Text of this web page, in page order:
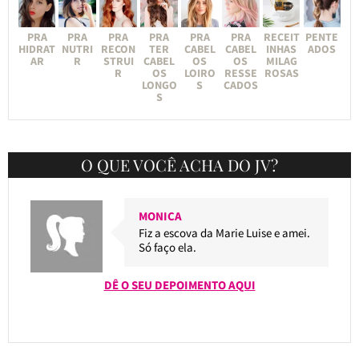
PRA
HIDRAT
AR
PRA
NUTRI
R
PRA
RECON
STRUI
R
PRA
TER
CABEL
OS
LONGO
S
PRA
CABEL
OS
LOIRO
S
PRA
CABEL
OS
RESSE
CADOS
RECEIT
INHAS
MILAG
ROSAS
PENTE
ADOS
O QUE VOCÊ ACHA DO JV?
MONICA
Fiz a escova da Marie Luise e amei.
Só faço ela.
DÊ O SEU DEPOIMENTO AQUI